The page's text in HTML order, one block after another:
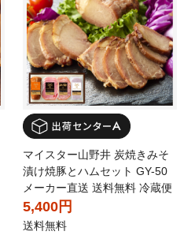
マイスター山野井 炭焼きみそ
漬け焼豚とハムセット GY-50
メーカー直送 送料無料 冷蔵便
5,400円
送料無料